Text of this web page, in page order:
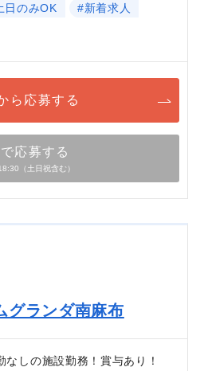
日のみOK
#新着求人
ら応募する
応募する
（土日祝含む）
グランダ南麻布
なしの施設勤務！賞与あり！